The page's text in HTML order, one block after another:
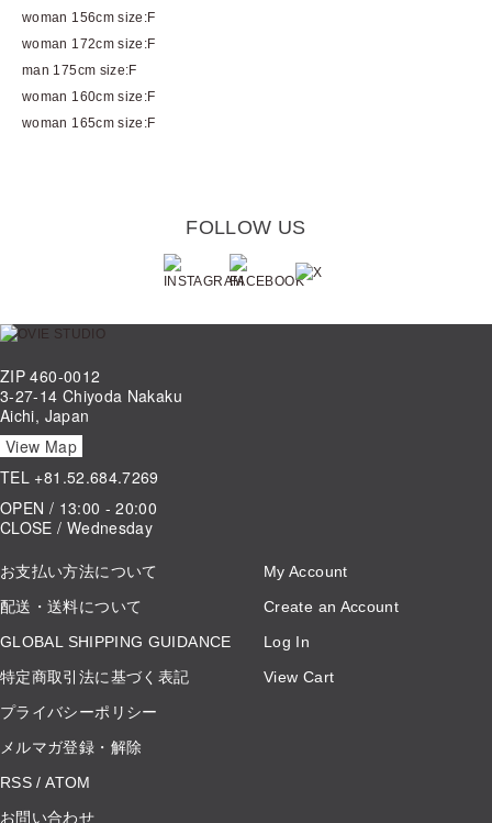
woman 156cm size:F
woman 172cm size:F
man 175cm size:F
woman 160cm size:F
woman 165cm size:F
FOLLOW US
ZIP 460-0012
3-27-14 Chiyoda Nakaku
Aichi, Japan
View Map
TEL +81.52.684.7269
OPEN / 13:00 - 20:00
CLOSE / Wednesday
お支払い方法について
配送・送料について
GLOBAL SHIPPING GUIDANCE
特定商取引法に基づく表記
プライバシーポリシー
メルマガ登録・解除
RSS /ATOM
お問い合わせ
My Account
Create an Account
Log In
View Cart